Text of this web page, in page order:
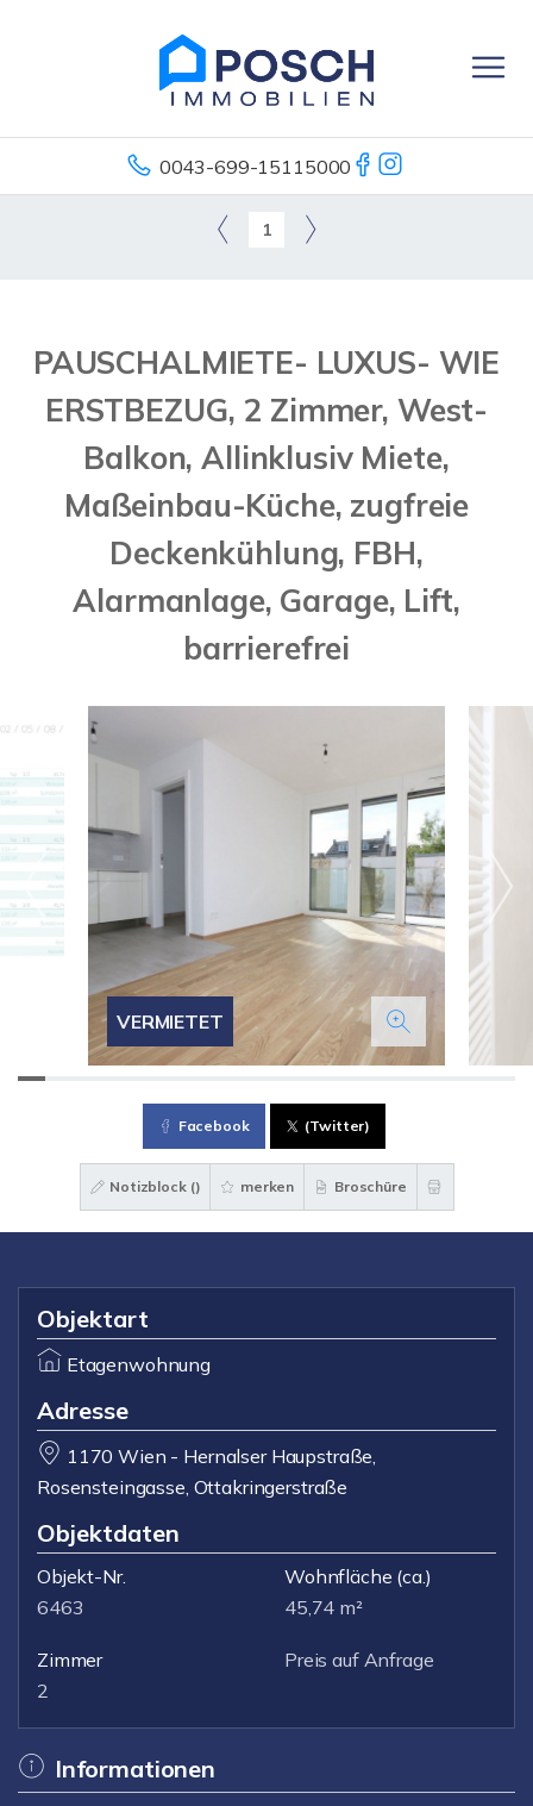
0043-699-15115000
1
PAUSCHALMIETE- LUXUS- WIE
ERSTBEZUG, 2 Zimmer, West-
Balkon, Allinklusiv Miete,
Maßeinbau-Küche, zugfreie
Deckenkühlung, FBH,
Alarmanlage, Garage, Lift,
barrierefrei
VERMIETET
Facebook (Twitter)
Notizblock () merken Broschüre
Objektart
Etagenwohnung
Adresse
1170 Wien - Hernalser Haupstraße,
Rosensteingasse, Ottakringerstraße
Objektdaten
Objekt-Nr.
6463
Wohnfläche (ca.)
45,74 m²
Zimmer
2
Preis auf Anfrage
Informationen